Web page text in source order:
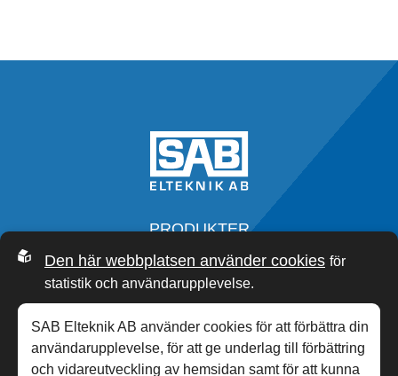
PRODUKTER
SERVICE
OM OSS
SAB ACADEMY
NYHETER
KONTAKT
Den här webbplatsen använder cookies för
statistik och användarupplevelse.
SAB Elteknik AB använder cookies för att förbättra din
användarupplevelse, för att ge underlag till förbättring
och vidareutveckling av hemsidan samt för att kunna